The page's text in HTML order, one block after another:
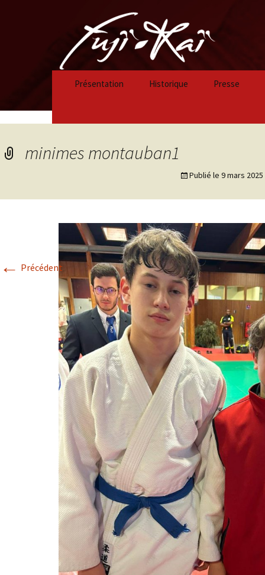
Présentation Historique
Historique 2018/2019
Historique 2017-2018
Historique 2016-2017
Historique 2015-2016
Presse
minimes montauban1
Publié le 9 mars 2025
← Précédent